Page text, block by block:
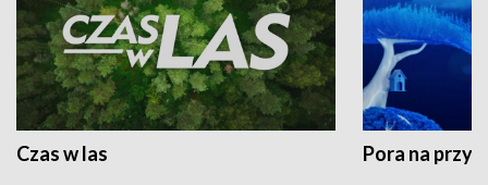
Czas w las Pora na